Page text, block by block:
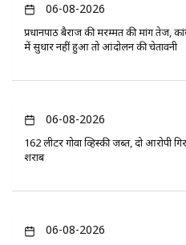
06-08-2026
प्रधानपाठ बैराज की मरम्मत की मांग तेज,
में सुधार नहीं हुआ तो आंदोलन की चेतावनी
06-08-2026
162 लीटर गोवा व्हिस्की जब्त, दो आरोपी
शराब
06-08-2026